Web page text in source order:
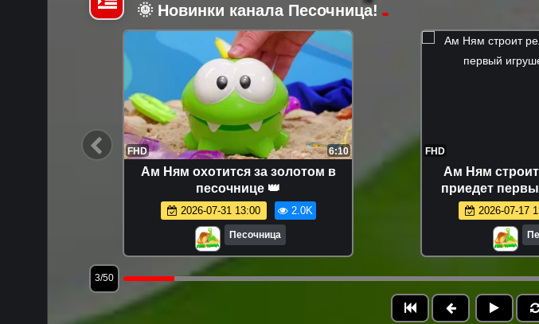
🌞 Новинки канала Песочница!
FHD 6:10
Ам Ням охотится за золотом в
песочнице 👑
2026-07-31 13:00 2.0K
Песочница
FHD
Ам Ням
приедет
2026-07-17
3/50